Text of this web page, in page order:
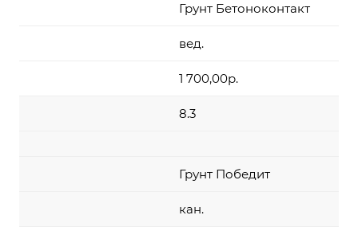
Грунт Бетоноконтакт
вед.
1 700,00р.
8.3
Грунт Победит
кан.